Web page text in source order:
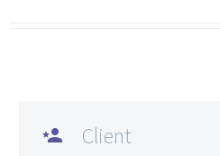
 Client